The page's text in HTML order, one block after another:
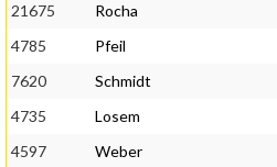
21675
Rocha
4785
Pfeil
7620
Schmidt
4735
Losem
4597
Weber